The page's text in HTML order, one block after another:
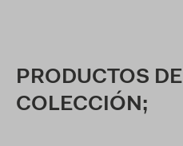
PRODUCTOS
COLECCIÓN;